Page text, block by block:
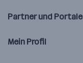
Partner und Portale
Mein Profil